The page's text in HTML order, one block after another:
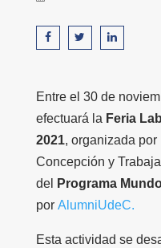
Entre el 30 de
efectuará la Feria
2021, organizada
Concepción y
del
Programa
por AlumniUdeC.
Esta actividad se